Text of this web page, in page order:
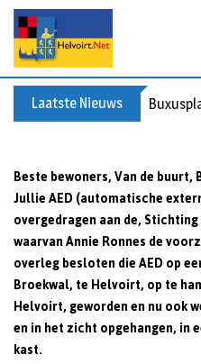
p
Laatste Nieuws
Beste bewoners,Van de buurt,
Jullie AED (automatische
overgedragen aan de,
waarvan Annie Ronnes de
overleg besloten die AED op
Broekwal, te Helvoirt, op te
Helvoirt, geworden en nu ook
en in het zicht opgehangen, in
kast.